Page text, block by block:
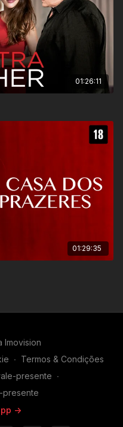
01:26:11
01:29:35
Imovision
∙ Termos & Condições
presente ∙
presente
->